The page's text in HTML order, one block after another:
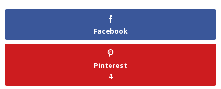
Facebook
Pinterest
4